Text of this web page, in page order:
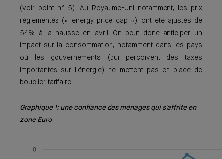
(voir point n° 5). Au Royaume-Uni notamment, les prix
réglementés (« energy price cap ») ont été ajustés de
54% à la hausse en avril. On peut donc anticiper un
impact sur la consommation, notamment dans les pays
où les gouvernements (qui perçoivent des taxes
importantes sur l'énergie) ne mettent pas en place de
bouclier tarifaire.
Graphique 1: une confiance des ménages qui s'affrite en
zone Euro